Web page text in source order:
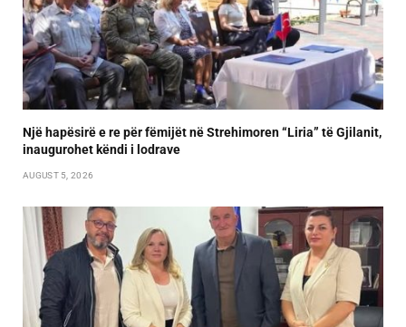
Një hapësirë e re për fëmijët në Strehimoren “Liria” të Gjilanit,
inaugurohet këndi i lodrave
AUGUST 5, 2026